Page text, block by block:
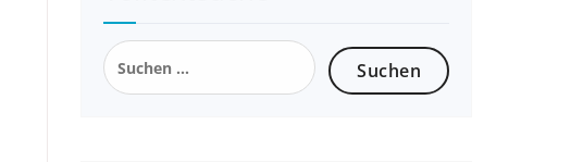
Suchen
nach: